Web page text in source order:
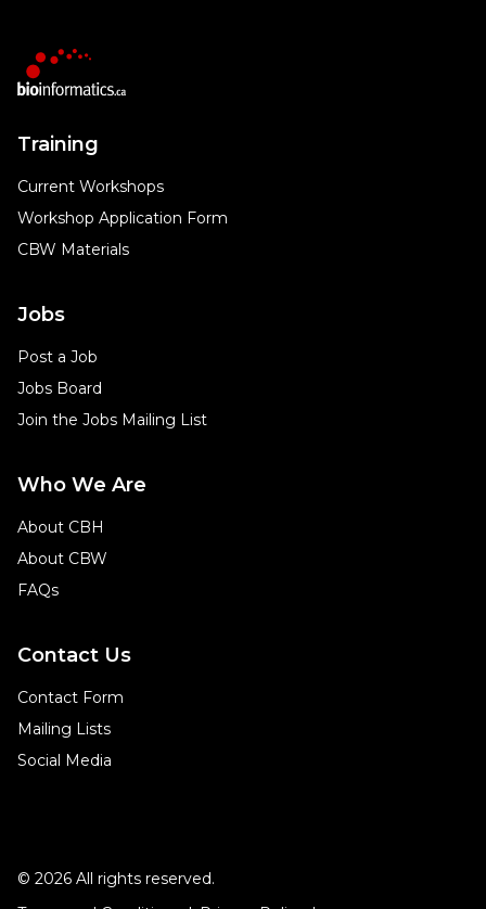
Training
Current Workshops
Workshop Application Form
CBW Materials
Jobs
Post a Job
Jobs Board
Join the Jobs Mailing List
Who We Are
About CBH
About CBW
FAQs
Contact Us
Contact Form
Mailing Lists
Social Media
© 2026 All rights reserved.